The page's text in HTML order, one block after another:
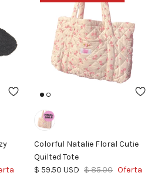
Colorful Natalie Floral Cutie
Quilted Tote
Precio de venta
$ 59.50 USD Precio normal
$ 85.00 Oferta